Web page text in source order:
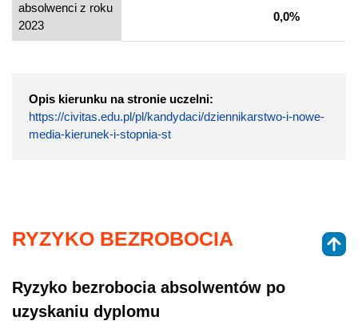
absolwenci z roku
2023
0,0%
Opis kierunku na stronie uczelni:
https://civitas.edu.pl/pl/kandydaci/dziennikarstwo-i-nowe-
media-kierunek-i-stopnia-st
RYZYKO BEZROBOCIA
Ryzyko bezrobocia absolwentów po
uzyskaniu dyplomu